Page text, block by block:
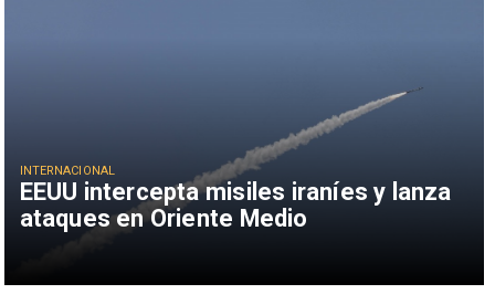
EEUU intercepta misiles iraníes y lanza
ataques en Oriente Medio
INTERNACIONAL